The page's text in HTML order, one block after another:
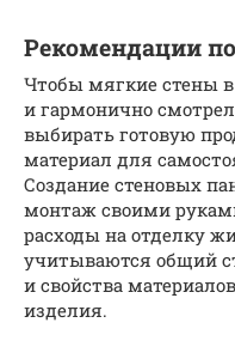
Рекомендации
Чтобы мягкие стены
и гармонично
выбирать готовую
материал для
Создание стеновых
монтаж своими
расходы на отделку
учитываются общий
и свойства
изделия.